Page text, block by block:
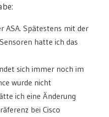
ASA. Spätestens mit der
hatte ich das
sich immer noch im
wurde nicht
ich eine Änderung
bei Cisco